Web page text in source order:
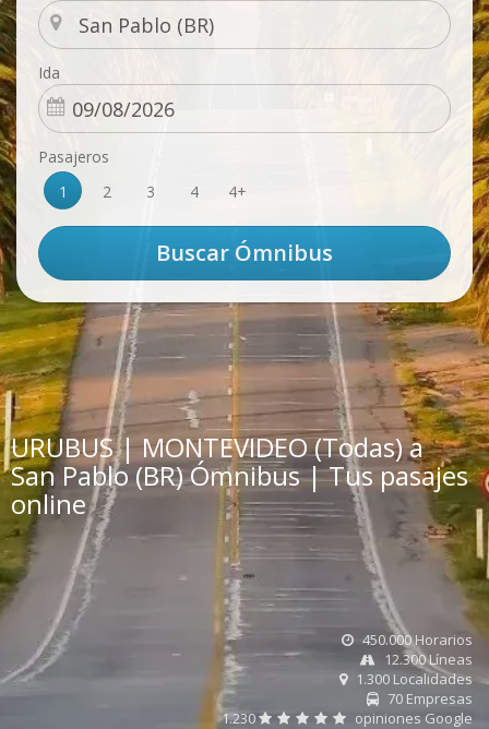
Ida
Pasajeros
1
2 3 4 4+
URUBUS | MONTEVIDEO (Todas) a
San Pablo (BR) Ómnibus | Tus pasajes
online
450.000 Horarios
12.300 Líneas
1.300 Localidades
70 Empresas
1.230
opiniones Google